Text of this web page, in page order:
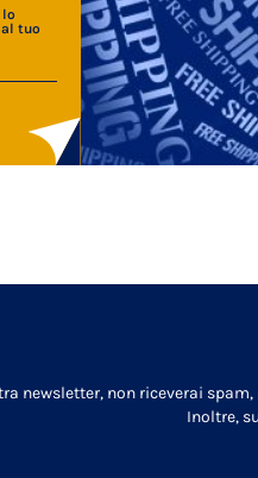
lo
tuo
newsletter, non riceverai
Inoltre,